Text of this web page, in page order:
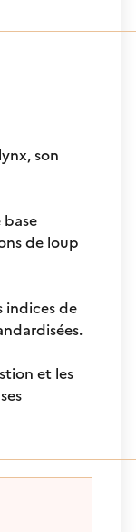
son
base
de loup
indices de
et les